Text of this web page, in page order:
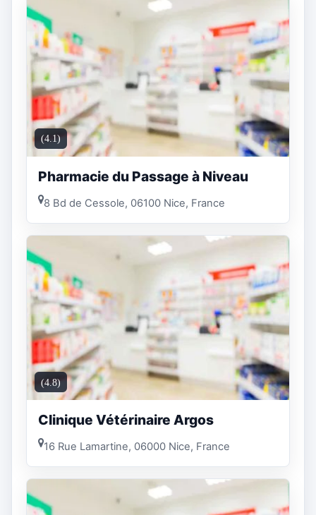
(4.1)
Pharmacie du Passage à Niveau
8 Bd de Cessole, 06100 Nice, France
(4.8)
Clinique Vétérinaire Argos
16 Rue Lamartine, 06000 Nice, France